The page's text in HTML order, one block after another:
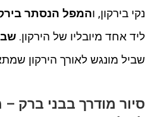
נקי בירקון, והמפל הנסתר
ליד אחד מיובליו של הירקון.
שביל מונגש לאורך הירקון
סיור מודרך בבני ברק